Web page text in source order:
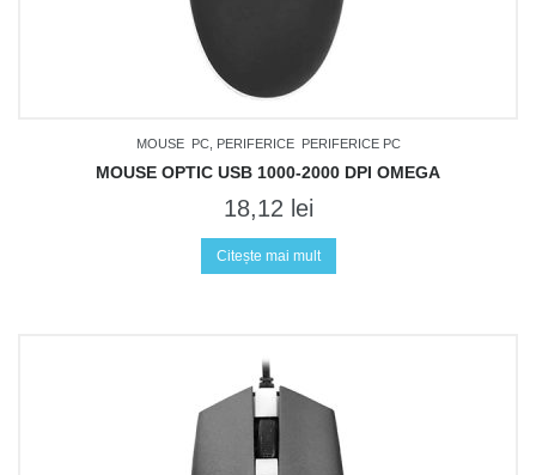
MOUSE PC, PERIFERICE PERIFERICE PC
MOUSE OPTIC USB 1000-2000 DPI OMEGA
18,12 lei
Citește mai mult